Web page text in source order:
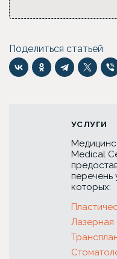
Поделиться статьей
УСЛУГИ
Medical
перечень
которых:
Лазерная